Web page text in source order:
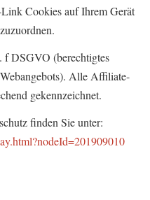
Cookies auf Ihrem Gerät
f DSGVO (berechtigtes
Alle Affiliate-
gekennzeichnet.
finden Sie unter: